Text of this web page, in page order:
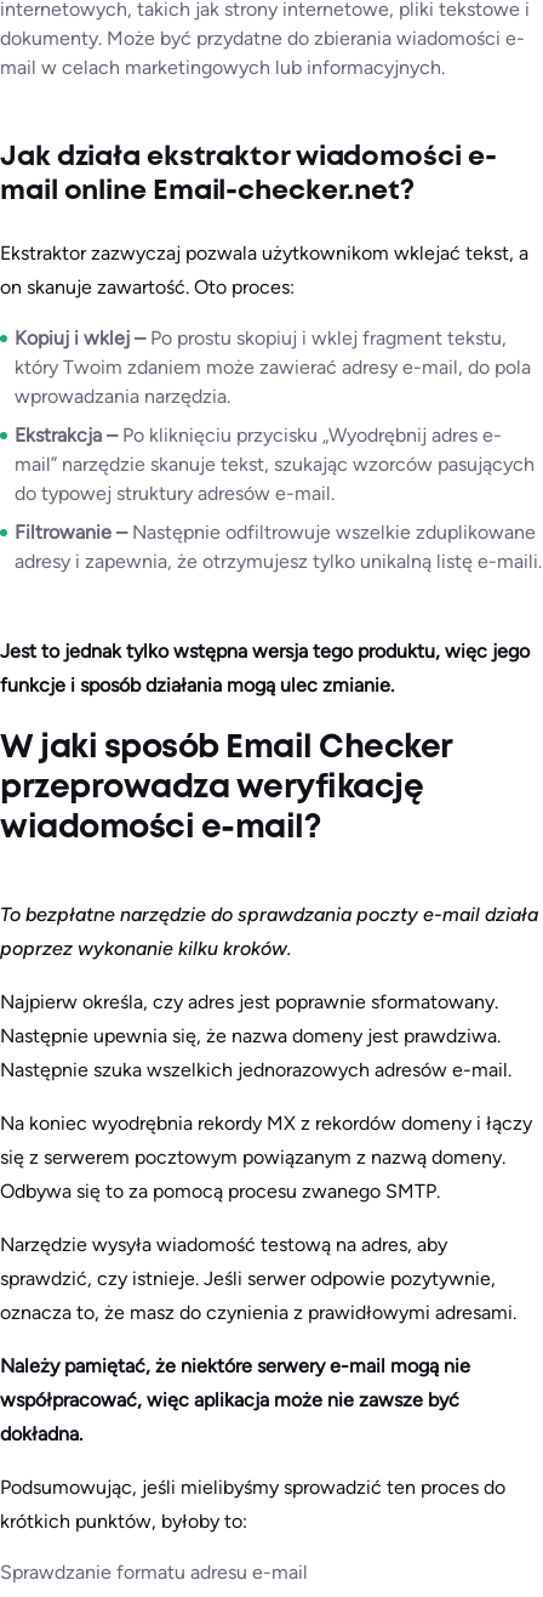
internetowych, takich jak strony internetowe, pliki tekstowe i
dokumenty. Może być przydatne do zbierania wiadomości e-
mail w celach marketingowych lub informacyjnych.
Jak działa ekstraktor wiadomości e-
mail online Email-checker.net?
Ekstraktor zazwyczaj pozwala użytkownikom wklejać tekst, a
on skanuje zawartość. Oto proces:
Kopiuj i wklej – Po prostu skopiuj i wklej fragment tekstu,
który Twoim zdaniem może zawierać adresy e-mail, do pola
wprowadzania narzędzia.
Ekstrakcja – Po kliknięciu przycisku „Wyodrębnij adres e-
mail” narzędzie skanuje tekst, szukając wzorców pasujących
do typowej struktury adresów e-mail.
Filtrowanie – Następnie odfiltrowuje wszelkie zduplikowane
adresy i zapewnia, że otrzymujesz tylko unikalną listę e-maili.
Jest to jednak tylko wstępna wersja tego produktu, więc jego
funkcje i sposób działania mogą ulec zmianie.
W jaki sposób Email Checker
przeprowadza weryfikację
wiadomości e-mail?
To bezpłatne narzędzie do sprawdzania poczty e-mail działa
poprzez wykonanie kilku kroków.
Najpierw określa, czy adres jest poprawnie sformatowany.
Następnie upewnia się, że nazwa domeny jest prawdziwa.
Następnie szuka wszelkich jednorazowych adresów e-mail.
Na koniec wyodrębnia rekordy MX z rekordów domeny i łączy
się z serwerem pocztowym powiązanym z nazwą domeny.
Odbywa się to za pomocą procesu zwanego SMTP.
Narzędzie wysyła wiadomość testową na adres, aby
sprawdzić, czy istnieje. Jeśli serwer odpowie pozytywnie,
oznacza to, że masz do czynienia z prawidłowymi adresami.
Należy pamiętać, że niektóre serwery e-mail mogą nie
współpracować, więc aplikacja może nie zawsze być
dokładna.
Podsumowując, jeśli mielibyśmy sprowadzić ten proces do
krótkich punktów, byłoby to:
Sprawdzanie formatu adresu e-mail